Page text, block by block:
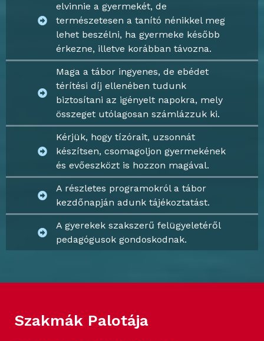
elvinnie a gyermekét, de
természetesen a tanító nénikkel meg
lehet beszélni, ha gyermeke később
érkezne, illetve korábban távozna.
Maga a tábor ingyenes, de ebédet
térítési díj ellenében tudunk
biztosítani az igényelt napokra, mely
összeget utólagosan számlázzuk ki.
Kérjük, hogy tízórait, uzsonnát
készítsen, csomagoljon gyermekének
és evőeszközt is hozzon magával.
A részletes programokról a tábor
kezdőnapján adunk tájékoztatást.
A gyerekek szakszerű felügyeletéről
pedagógusok gondoskodnak.
Szakmák Palotája